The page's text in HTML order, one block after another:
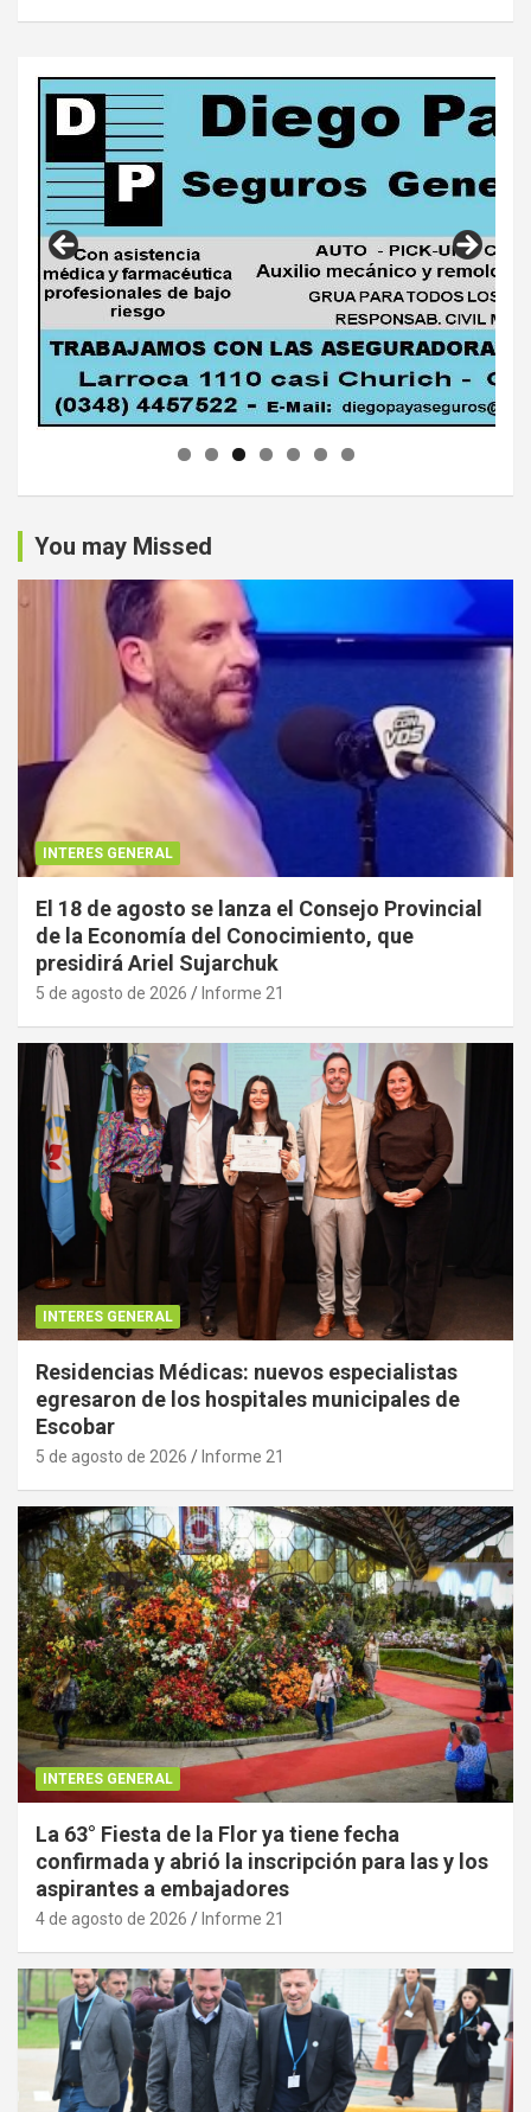
You may Missed
INTERES GENERAL
El 18 de agosto se lanza el Consejo Provincial
de la Economía del Conocimiento, que
presidirá Ariel Sujarchuk
5 de agosto de 2026 Informe 21
INTERES GENERAL
Residencias Médicas: nuevos especialistas
egresaron de los hospitales municipales de
Escobar
5 de agosto de 2026 Informe 21
INTERES GENERAL
La 63° Fiesta de la Flor ya tiene fecha
confirmada y abrió la inscripción para las y los
aspirantes a embajadores
4 de agosto de 2026 Informe 21